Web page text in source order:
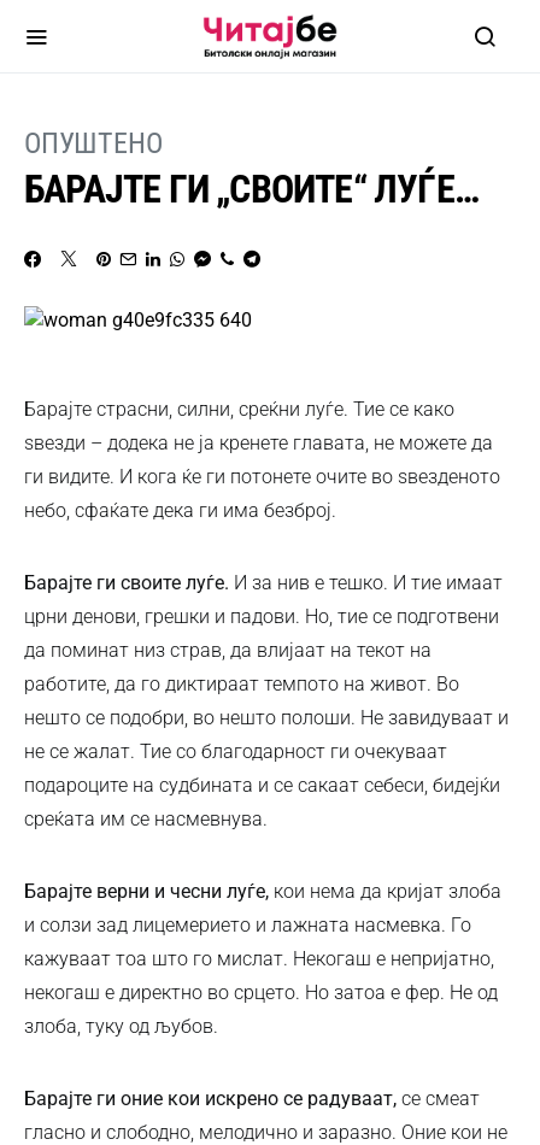
ОПУШТЕНО
БАРАЈТЕ ГИ „СВОИТЕ“ ЛУЃЕ…
Барајте страсни, силни, среќни луѓе. Тие се како
ѕвезди – додека не ја кренете главата, не можете да
ги видите. И кога ќе ги потонете очите во ѕвезденото
небо, сфаќате дека ги има безброј.
Барајте ги своите луѓе. И за нив е тешко. И тие имаат
црни денови, грешки и падови. Но, тие се подготвени
да поминат низ страв, да влијаат на текот на
работите, да го диктираат темпото на живот. Во
нешто се подобри, во нешто полоши. Не завидуваат и
не се жалат. Тие со благодарност ги очекуваат
подароците на судбината и се сакаат себеси, бидејќи
среќата им се насмевнува.
Барајте верни и чесни луѓе, кои нема да кријат злоба
и солзи зад лицемерието и лажната насмевка. Го
кажуваат тоа што го мислат. Некогаш е непријатно,
некогаш е директно во срцето. Но затоа е фер. Не од
злоба, туку од љубов.
Барајте ги оние кои искрено се радуваат, се смеат
гласно и слободно, мелодично и заразно. Оние кои не